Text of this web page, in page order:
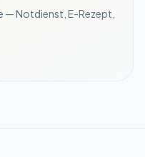
— Notdienst, E-Rezept,